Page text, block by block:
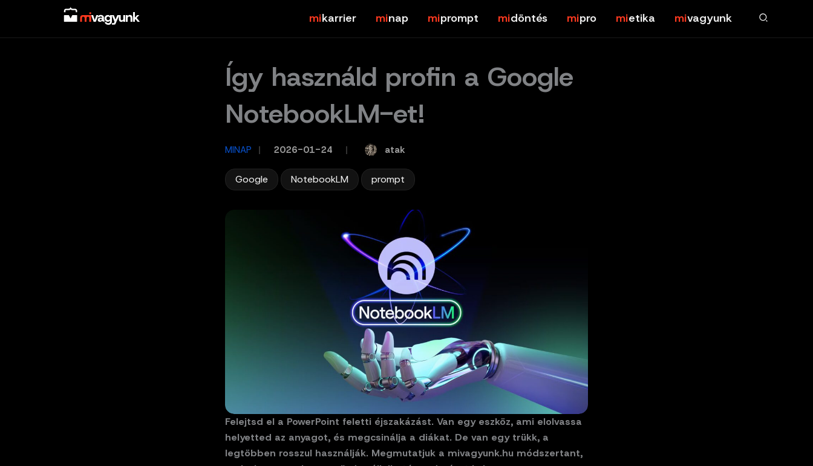
content
karrier nap prompt döntés pro etika vagyunk
Így használd profin a Google
NotebookLM-et!
MINAP 2026-01-24 atak
Google NotebookLM prompt
Felejtsd el a PowerPoint feletti éjszakázást. Van egy eszköz, ami elolvassa
helyetted az anyagot, és megcsinálja a diákat. De van egy trükk, a
legtöbben rosszul használják. Megmutatjuk a mivagyunk.hu módszertant,